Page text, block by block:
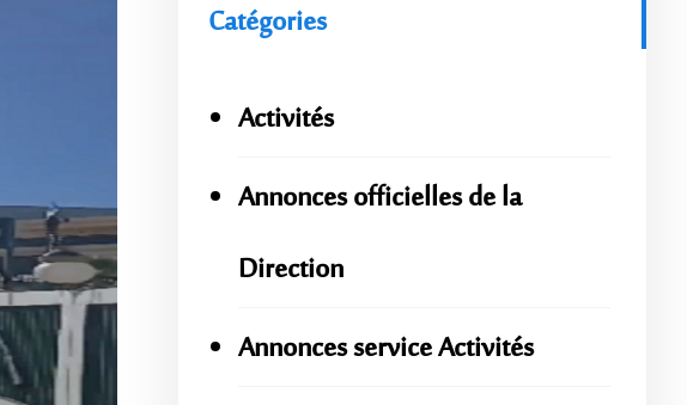
Catégories
Activités
Annonces officielles de la
Direction
Annonces service Activités